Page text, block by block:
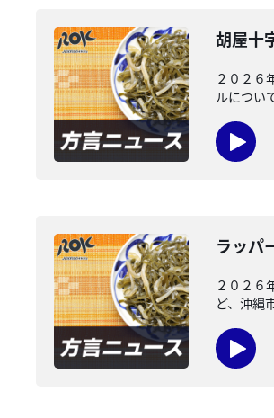
胡屋十
２０２６
ルについ
ラッパ
２０２６
ど、沖縄